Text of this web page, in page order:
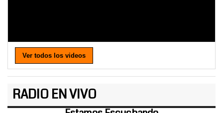
Ver todos los videos
RADIO EN VIVO